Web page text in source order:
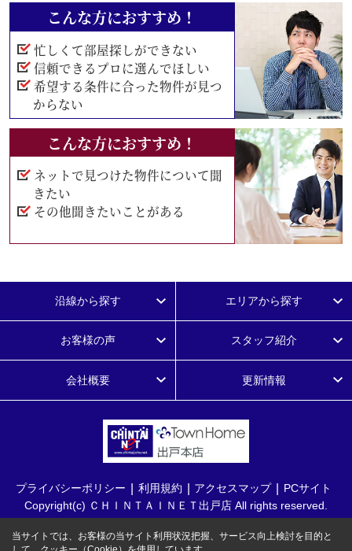
こんな方におすすめ！
忙しくて部屋探しができない
信頼できるプロに選んでほしい
希望する条件に合った物件が見つ
からない
こんな方におすすめ！
ネットで見つけた物件について聞
きたい
その他聞きたいことがある
沿線から探す エリアから探す
お客様の声 スタッフ紹介
会社概要 更新情報
プライバシーポリシー 利用規約 アクセスマップ
PCサイト
Copyright(c) ＣＨＩＮＴＡＩＮＥＴ出戸店 All rights reserved.
当サイトでは、お客様の当サイト利用状況把握、サービス向上検討を目的と